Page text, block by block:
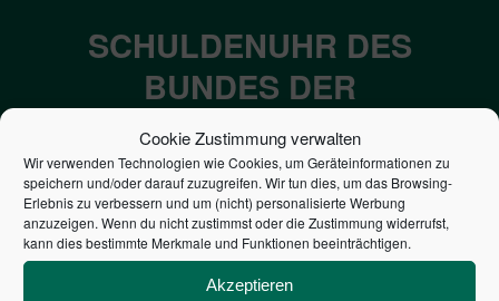
Cookie Zustimmung verwalten
Wir verwenden Technologien wie Cookies, um Geräteinformationen zu
speichern und/oder darauf zuzugreifen. Wir tun dies, um das Browsing-
Erlebnis zu verbessern und um (nicht) personalisierte Werbung
anzuzeigen. Wenn du nicht zustimmst oder die Zustimmung widerrufst,
kann dies bestimmte Merkmale und Funktionen beeinträchtigen.
Akzeptieren
SCHULDENUHR DES
BUNDES DER
STEUERZAHLER
7,052€
NEUVERSCHULDUNG
PRO SEKUNDE